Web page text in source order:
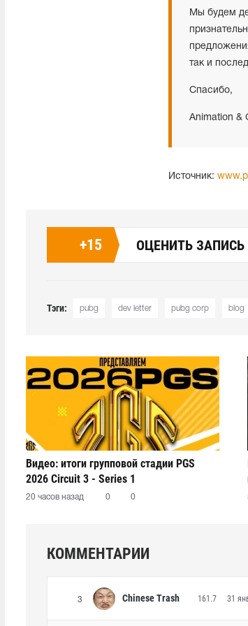
Мы будем
так и
Спасибо,
Animation &
Источник:
+15 ОЦЕНИТЬ ЗАПИСЬ
Тэги: pubg dev letter pubg corp blog
Видео: итоги групповой стадии PGS
2026 Circuit 3 - Series 1
20 часов назад 0 0
КОММЕНТАРИИ
3 Chinese Trash 161.7 31